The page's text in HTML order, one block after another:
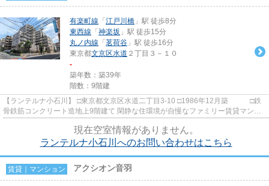
有楽町線 「 江戸川橋 」駅 徒歩8分
東西線 「 神楽坂 」駅 徒歩15分
丸ノ内線 「 茗荷谷 」駅 徒歩16分
東京都文京区水道 ２丁目３－１０
-
築年数：築39年
階数：9階建
【ランテルナ小石川】 □東京都文京区水道二丁目3-10 □1986年12月築 □鉄
骨鉄筋コンクリート造地上9階建て 閑静な住環境が自慢なファミリー賃貸マンシ
現在空室情報がありません。
ランテルナ小石川へのお問い合わせはこちら
賃貸｜マンション アクシオン音羽